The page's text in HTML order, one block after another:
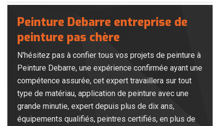
Peinture Debarre entreprise de
peinture pas chère
N'hésitez pas à confier tous vos projets de peinture à
Peinture Debarre, une expérience confirmée ayant une
compétence assurée, cet expert travaillera sur tout
type de matériau, application de peinture avec une
grande minutie, expert depuis plus de dix ans,
équipements qualifiés, peintres certifiés, en plus de